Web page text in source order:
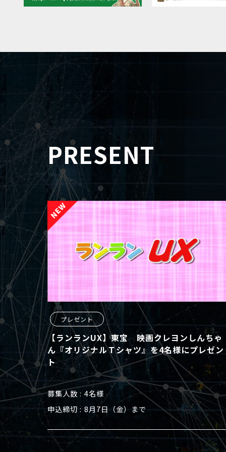
PRESENT
プレゼント
【ランランUX】東宝 映画クレヨンしんちゃ
ん『オリジナルＴシャツ』を4名様にプレゼン
ト
募集人数
4名様
申込締切
8月7日（金）まで